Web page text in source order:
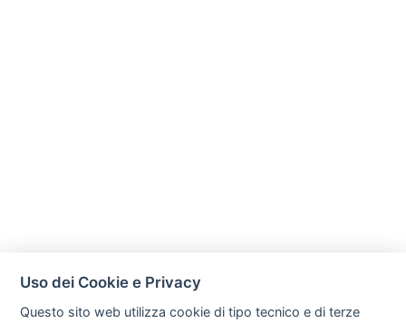
Uso dei Cookie e Privacy
Questo sito web utilizza cookie di tipo tecnico e di terze